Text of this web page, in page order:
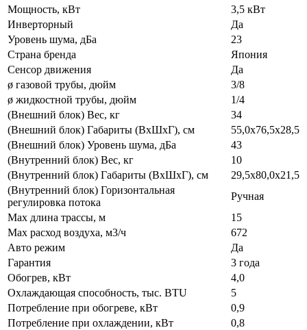
Мощность, кВт
3,5 кВт
Инверторный
Да
Уровень шума, дБа
23
Страна бренда
Япония
Сенсор движения
Да
ø газовой трубы, дюйм
3/8
ø жидкостной трубы, дюйм
1/4
(Внешний блок) Вес, кг
34
(Внешний блок) Габариты (ВхШхГ), см
55,0х76,5х28,5
(Внешний блок) Уровень шума, дБа
43
(Внутренний блок) Вес, кг
10
(Внутренний блок) Габариты (ВхШхГ), см
29,5х80,0х21,5
(Внутренний блок) Горизонтальная
регулировка потока
Ручная
Max длина трассы, м
15
Max расход воздуха, м3/ч
672
Авто режим
Да
Гарантия
3 года
Обогрев, кВт
4,0
Охлаждающая способность, тыс. BTU
5
Потребление при обогреве, кВт
0,9
Потребление при охлаждении, кВт
0,8